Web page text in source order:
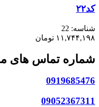
کد۲۲
شناسه: 22
۱۱,۷۴۴,۱۹۸ تومان
شماره تماس های
0919685476
09052367311